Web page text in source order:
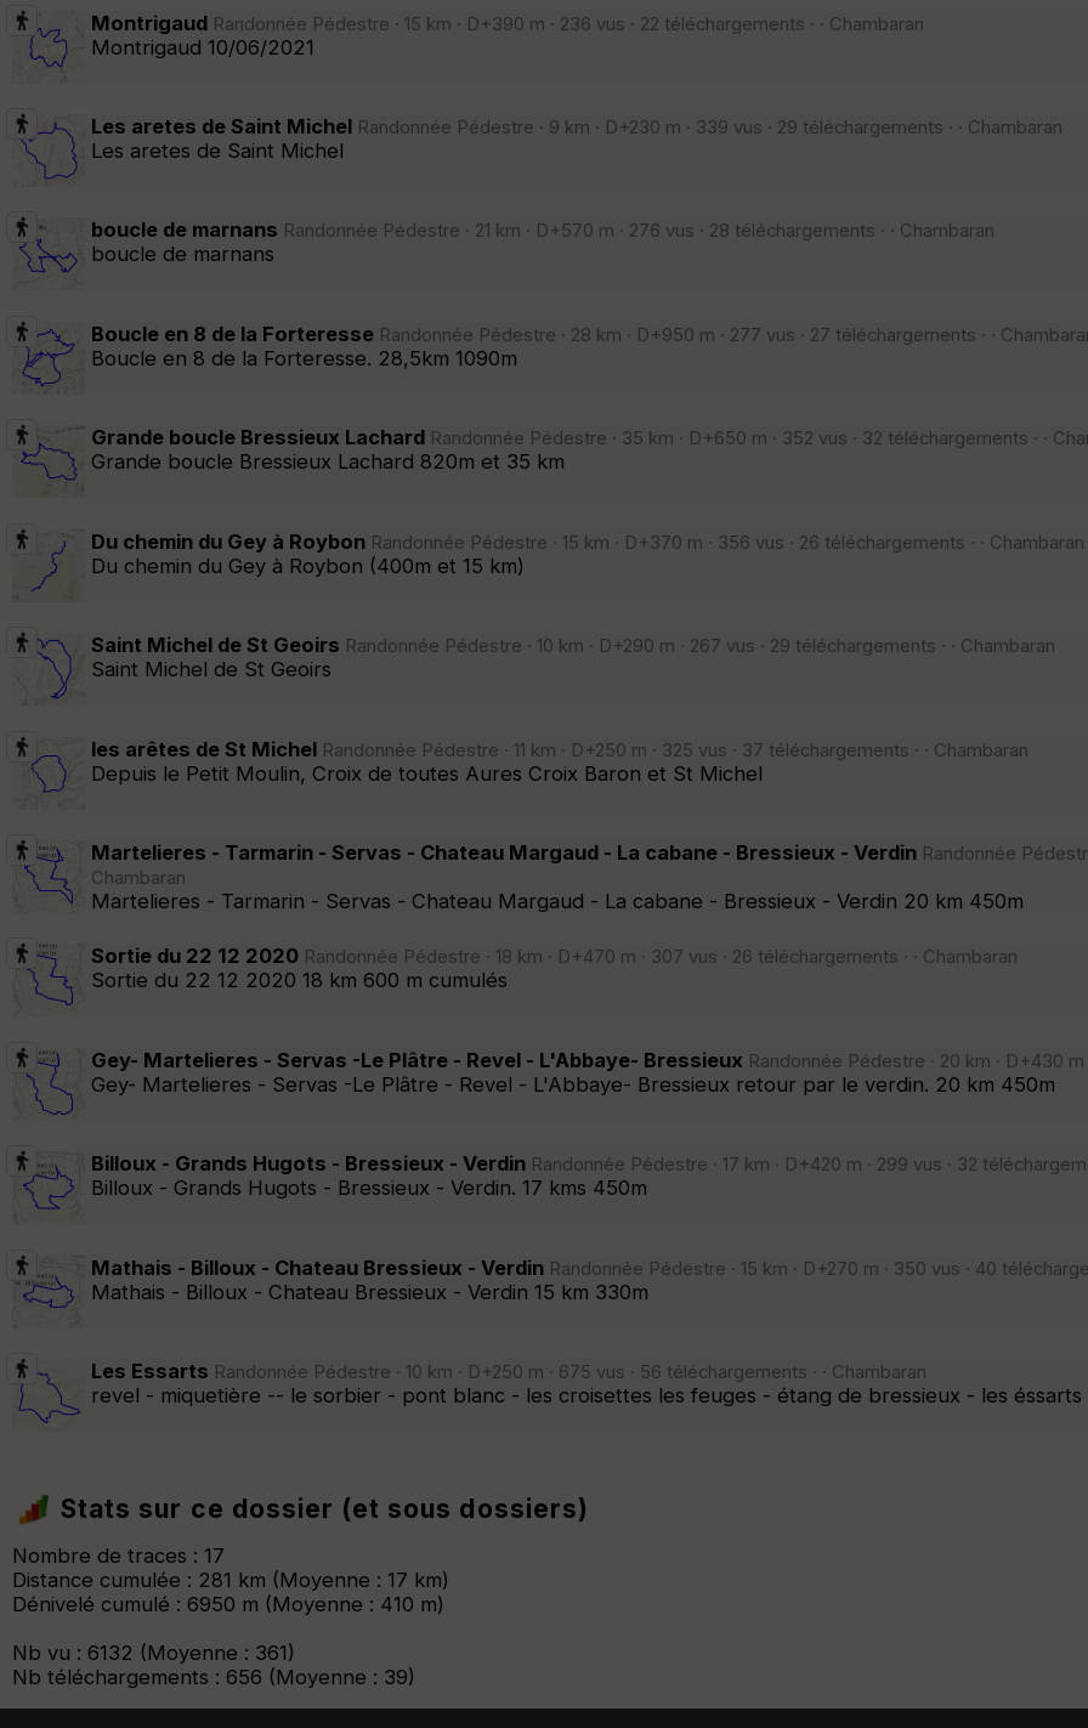
Montrigaud Randonnée Pédestre · 15 km · D+390 m · 236 vus · 22 téléchargements · · Chambaran
Montrigaud 10/06/2021
Les aretes de Saint Michel Randonnée Pédestre · 9 km · D+230 m · 339 vus · 29 téléchargements · · Chambaran
Les aretes de Saint Michel
boucle de marnans Randonnée Pédestre · 21 km · D+570 m · 276 vus · 28 téléchargements · · Chambaran
boucle de marnans
Boucle en 8 de la Forteresse Randonnée Pédestre · 28 km · D+950 m · 277 vus · 27 téléchargements · ·
Boucle en 8 de la Forteresse. 28,5km 1090m
Grande boucle Bressieux Lachard Randonnée Pédestre · 35 km · D+650 m · 352 vus · 32 téléchargements · ·
Grande boucle Bressieux Lachard 820m et 35 km
Du chemin du Gey à Roybon Randonnée Pédestre · 15 km · D+370 m · 356 vus · 26 téléchargements · · Chambaran
Du chemin du Gey à Roybon (400m et 15 km)
Saint Michel de St Geoirs Randonnée Pédestre · 10 km · D+290 m · 267 vus · 29 téléchargements · · Chambaran
Saint Michel de St Geoirs
les arêtes de St Michel Randonnée Pédestre · 11 km · D+250 m · 325 vus · 37 téléchargements · · Chambaran
Depuis le Petit Moulin, Croix de toutes Aures Croix Baron et St Michel
Martelieres - Tarmarin - Servas - Chateau Margaud - La cabane - Bressieux - Verdin Randonnée
Chambaran
Martelieres - Tarmarin - Servas - Chateau Margaud - La cabane - Bressieux - Verdin 20 km 450m
Sortie du 22 12 2020 Randonnée Pédestre · 18 km · D+470 m · 307 vus · 26 téléchargements · · Chambaran
Sortie du 22 12 2020 18 km 600 m cumulés
Gey- Martelieres - Servas -Le Plâtre - Revel - L'Abbaye- Bressieux Randonnée Pédestre · 20 km · D+430
Gey- Martelieres - Servas -Le Plâtre - Revel - L'Abbaye- Bressieux retour par le verdin. 20 km 450m
Billoux - Grands Hugots - Bressieux - Verdin Randonnée Pédestre · 17 km · D+420 m · 299 vus · 32
Billoux - Grands Hugots - Bressieux - Verdin. 17 kms 450m
Mathais - Billoux - Chateau Bressieux - Verdin Randonnée Pédestre · 15 km · D+270 m · 350 vus · 40
Mathais - Billoux - Chateau Bressieux - Verdin 15 km 330m
Les Essarts Randonnée Pédestre · 10 km · D+250 m · 675 vus · 56 téléchargements · · Chambaran
revel - miquetière -- le sorbier - pont blanc - les croisettes les feuges - étang de bressieux - les éssarts
Stats sur ce dossier (et sous dossiers)
Nombre de traces : 17
Distance cumulée : 281 km (Moyenne : 17 km)
Dénivelé cumulé : 6950 m (Moyenne : 410 m)
Nb vu : 6132 (Moyenne : 361)
Nb téléchargements : 656 (Moyenne : 39)